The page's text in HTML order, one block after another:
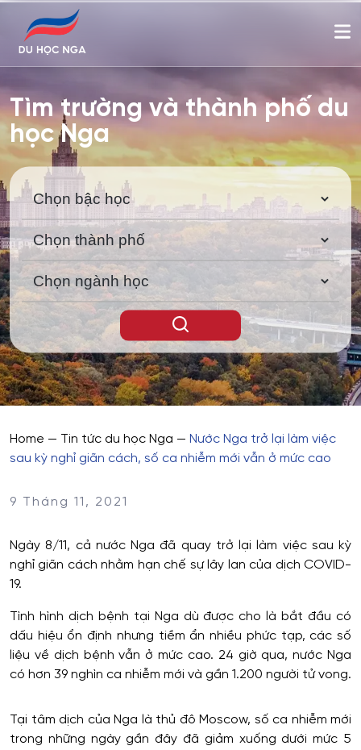
Tìm trường và thành phố du
học Nga
Home — Tin tức du học Nga — Nước Nga trở lại làm việc
sau kỳ nghỉ giãn cách, số ca nhiễm mới vẫn ở mức cao
9 Tháng 11, 2021
Ngày 8/11, cả nước Nga đã quay trở lại làm việc sau kỳ
nghỉ giãn cách nhằm hạn chế sự lây lan của dịch COVID-
19.
Tình hình dịch bệnh tại Nga dù được cho là bắt đầu có
dấu hiệu ổn định nhưng tiềm ẩn nhiều phức tạp, các số
liệu về dịch bệnh vẫn ở mức cao. 24 giờ qua, nước Nga
có hơn 39 nghìn ca nhiễm mới và gần 1.200 người tử vong.
Tại tâm dịch của Nga là thủ đô Moscow, số ca nhiễm mới
trong những ngày gần đây đã giảm xuống dưới mức 5